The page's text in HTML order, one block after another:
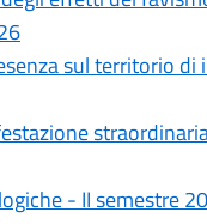
sul territorio di
- II semestre